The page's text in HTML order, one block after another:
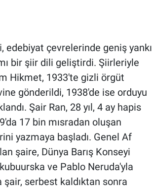
edebiyat çevrelerinde geniş yankı
bir şiir dili geliştirdi. Şiirleriyle
Hikmet, 1933'te gizli örgüt
gönderildi, 1938'de ise orduyu
Şair Ran, 28 yıl, 4 ay hapis
17 bin mısradan oluşan
yazmaya başladı. Genel Af
şaire, Dünya Barış Konseyi
ve Pablo Neruda'yla
şair, serbest kaldıktan sonra